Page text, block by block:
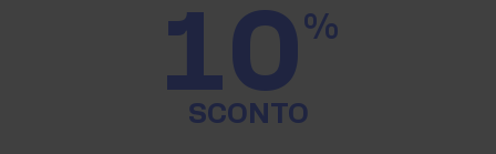
10%
SCONTO